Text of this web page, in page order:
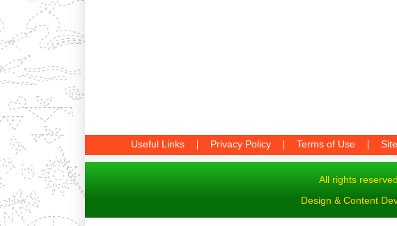
Useful Links Privacy Policy Terms of Use
All rights
Design & Content